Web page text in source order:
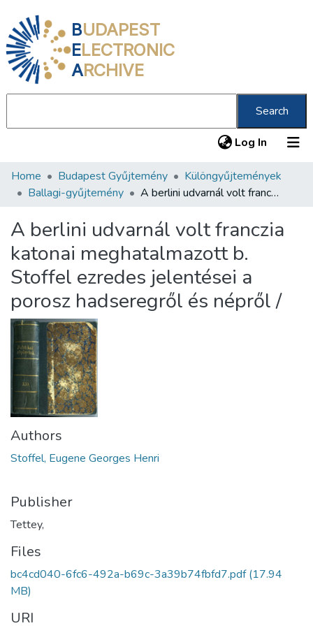
BUDAPEST
ELECTRONIC
ARCHIVE
Search
Log In (current)
Communities & Collections
Statistics
About us
Home Budapest Gyűjtemény
Különgyűjtemények
Ballagi-gyűjtemény
A berlini udvarnál volt franczia katonai meghatalmazott b. Stoffel ezredes jelentései a porosz hadseregről és népről /
A berlini udvarnál volt franczia
katonai meghatalmazott b.
Stoffel ezredes jelentései a
porosz hadseregről és népről /
Authors
Stoffel, Eugene Georges Henri
Publisher
Tettey,
Files
bc4cd040-6fc6-492a-b69c-3a39b74fbfd7.pdf(17.94
MB)
URI